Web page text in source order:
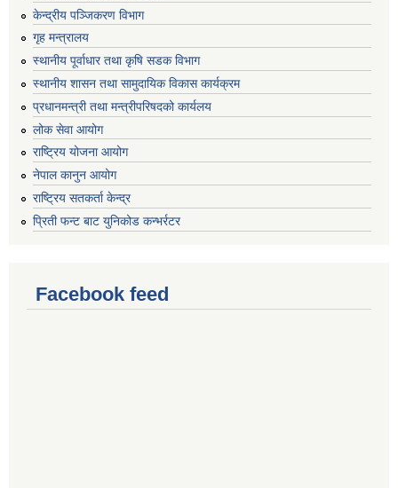
केन्द्रीय पञ्जिकरण विभाग
गृह मन्त्रालय
स्थानीय पूर्वाधार तथा कृषि सडक विभाग
स्थानीय शासन तथा सामुदायिक विकास कार्यक्रम
प्रधानमन्त्री तथा मन्त्रीपरिषदको कार्यलय
लोक सेवा आयोग
राष्ट्रिय योजना आयोग
नेपाल कानुन आयोग
राष्ट्रिय सतकर्ता केन्द्र
प्रिती फन्ट बाट युनिकोड कन्भर्रटर
Facebook feed